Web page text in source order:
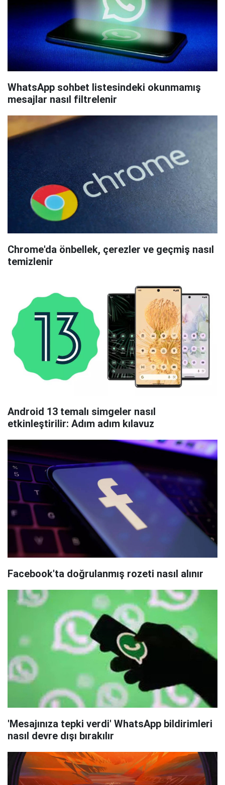
WhatsApp sohbet listesindeki okunmamış
mesajlar nasıl filtrelenir
Chrome'da önbellek, çerezler ve geçmiş nasıl
temizlenir
Android 13 temalı simgeler nasıl
etkinleştirilir: Adım adım kılavuz
Facebook'ta doğrulanmış rozeti nasıl alınır
'Mesajınıza tepki verdi' WhatsApp bildirimleri
nasıl devre dışı bırakılır